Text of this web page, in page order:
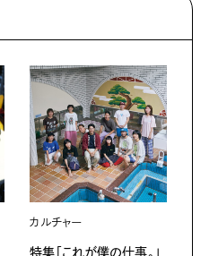
カルチャー
特集「これが僕の仕事。」